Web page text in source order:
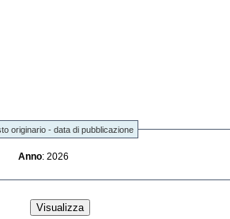
originario - data di pubblicazione
Anno : 2026